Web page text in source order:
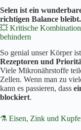
Selen ist ein
richtigen Balance
💥 Kritische
behindern
So genial unser Körper
Rezeptoren und
Viele Mikronährstoffe
Zellen. Wenn man zu
kann es passieren, dass
blockiert.
⚗️ Eisen, Zink und